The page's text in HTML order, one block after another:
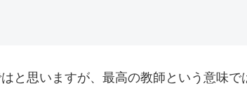
と思いますが、最高の教師という意味で